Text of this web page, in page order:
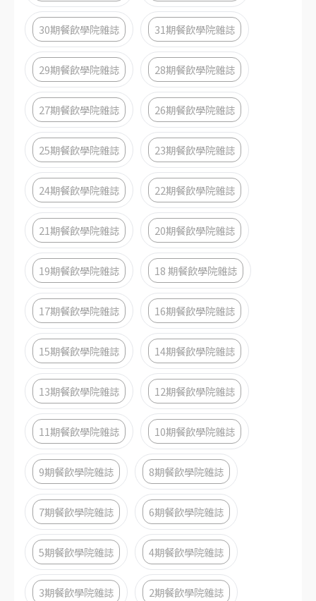
30期餐飲學院雜誌 31期餐飲學院雜誌
29期餐飲學院雜誌 28期餐飲學院雜誌
27期餐飲學院雜誌 26期餐飲學院雜誌
25期餐飲學院雜誌 23期餐飲學院雜誌
24期餐飲學院雜誌 22期餐飲學院雜誌
21期餐飲學院雜誌 20期餐飲學院雜誌
19期餐飲學院雜誌 18 期餐飲學院雜誌
17期餐飲學院雜誌 16期餐飲學院雜誌
15期餐飲學院雜誌 14期餐飲學院雜誌
13期餐飲學院雜誌 12期餐飲學院雜誌
11期餐飲學院雜誌 10期餐飲學院雜誌
9期餐飲學院雜誌 8期餐飲學院雜誌
7期餐飲學院雜誌 6期餐飲學院雜誌
5期餐飲學院雜誌 4期餐飲學院雜誌
3期餐飲學院雜誌 2期餐飲學院雜誌